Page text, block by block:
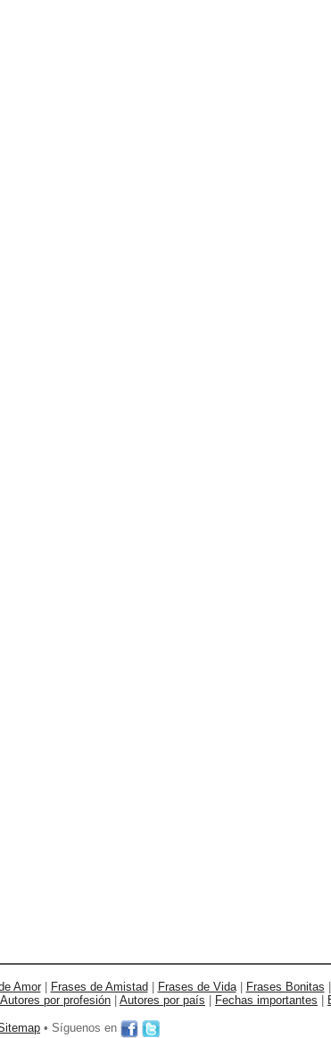
Amor| Frases de Amistad Frases de Vida| Frases Bonitas
Autores por profesión Autores por país Fechas importantes
• Síguenos en